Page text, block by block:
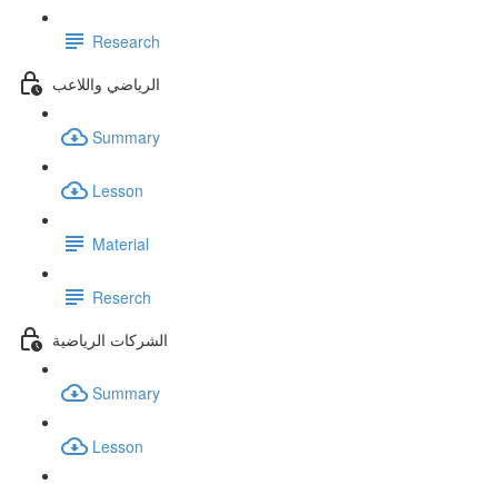
Research
الرياضي واللاعب
Summary
Lesson
Material
Reserch
الشركات الرياضية
Summary
Lesson